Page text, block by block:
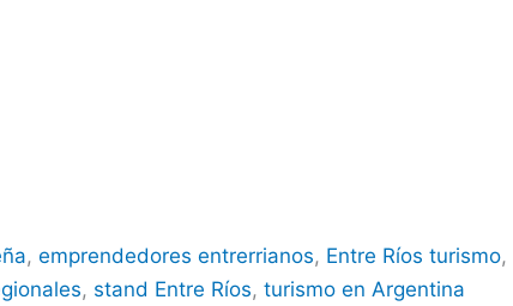
,emprendedores entrerrianos, Entre Ríos turismo,
, stand Entre Ríos,turismo en Argentina